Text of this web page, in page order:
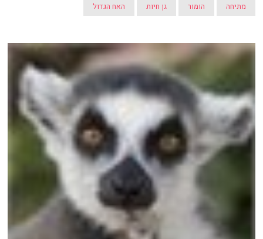
מתיחה הומור גן חיות האח הגדול